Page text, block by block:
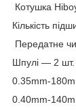
Котушка
Кількість
Передатне
Шпулі — 2 шт.
0.35mm-180m
0.40mm-140m